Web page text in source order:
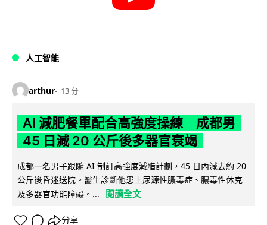
人工智能
arthur 13 分
AI 減肥餐單配合高強度操練 成都男
45 日減 20 公斤後多器官衰竭
成都一名男子跟隨 AI 制訂高強度減脂計劃，45 日內減去約 20
公斤後昏迷送院。醫生診斷他患上尿源性膿毒症、膿毒性休克
及多器官功能障礙。...
閱讀全文
分享